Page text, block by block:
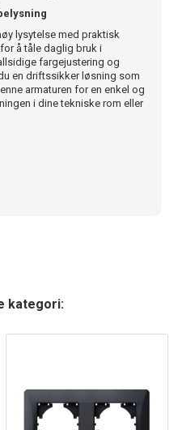
lysytelse med praktisk
å tåle daglig bruk i
fargejustering og
en driftssikker løsning som
armaturen for en enkel og
i dine tekniske rom eller
kategori: